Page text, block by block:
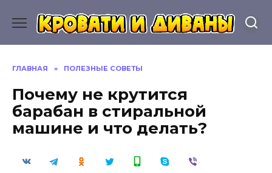
содержанию
ГЛАВНАЯ » ПОЛЕЗНЫЕ СОВЕТЫ
Почему не крутится
барабан в стиральной
машине и что делать?